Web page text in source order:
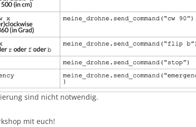
sind nicht notwendig.
mit euch!